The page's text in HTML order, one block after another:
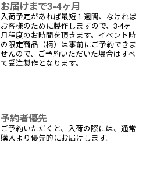
お届けまで3-4ヶ月
入荷予定があれば最短１週間、なければ
お客様のために製作しますので、3-4ヶ
月程度のお時間を頂きます。イベント時
の限定商品（柄）は事前にご予約できま
せんので、ご予約いただいた場合はすべ
て受注製作となります。
予約者優先
ご予約いただくと、入荷の際には、通常
購入より優先的にお届けします。